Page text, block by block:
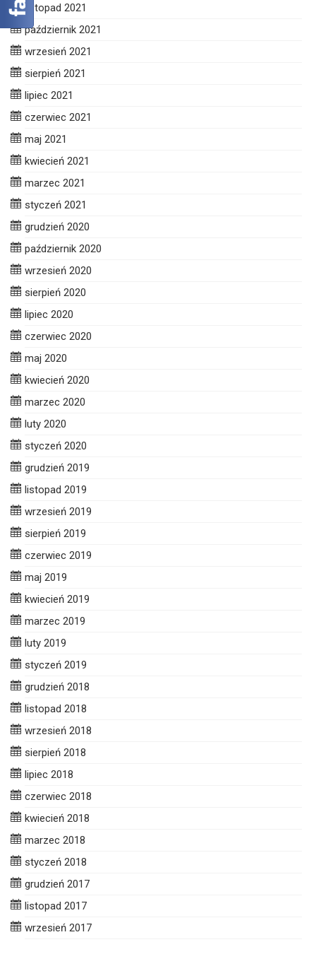
listopad 2021
październik 2021
wrzesień 2021
sierpień 2021
lipiec 2021
czerwiec 2021
maj 2021
kwiecień 2021
marzec 2021
styczeń 2021
grudzień 2020
październik 2020
wrzesień 2020
sierpień 2020
lipiec 2020
czerwiec 2020
maj 2020
kwiecień 2020
marzec 2020
luty 2020
styczeń 2020
grudzień 2019
listopad 2019
wrzesień 2019
sierpień 2019
czerwiec 2019
maj 2019
kwiecień 2019
marzec 2019
luty 2019
styczeń 2019
grudzień 2018
listopad 2018
wrzesień 2018
sierpień 2018
lipiec 2018
czerwiec 2018
kwiecień 2018
marzec 2018
styczeń 2018
grudzień 2017
listopad 2017
wrzesień 2017